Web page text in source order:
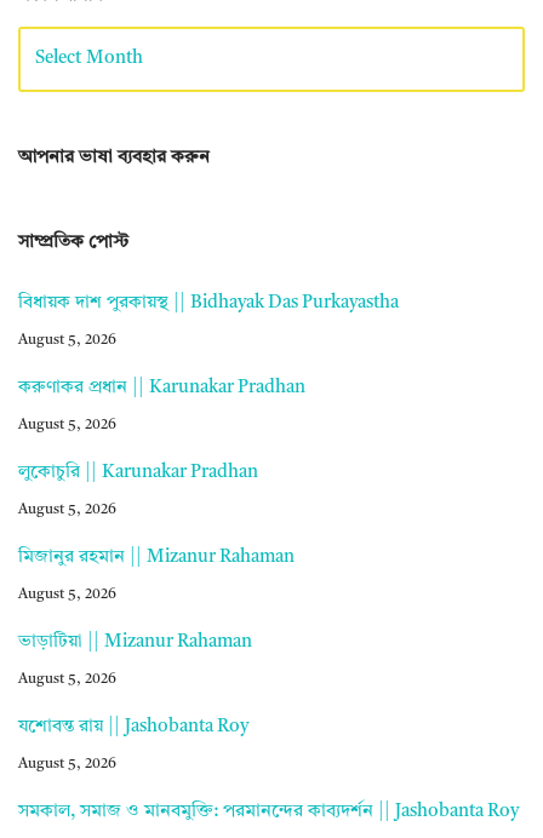
আপনার ভাষা ব্যবহার করুন
সাম্প্রতিক পোস্ট
বিধায়ক দাশ পুরকায়স্থ || Bidhayak Das Purkayastha
August 5, 2026
করুণাকর প্রধান || Karunakar Pradhan
August 5, 2026
লুকোচুরি || Karunakar Pradhan
August 5, 2026
মিজানুর রহমান || Mizanur Rahaman
August 5, 2026
ভাড়াটিয়া || Mizanur Rahaman
August 5, 2026
যশোবন্ত রায় || Jashobanta Roy
August 5, 2026
সমকাল, সমাজ ও মানবমুক্তি: পরমানন্দের কাব্যদর্শন || Jashobanta Roy